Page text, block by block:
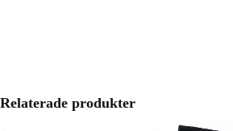
Relaterade produkter